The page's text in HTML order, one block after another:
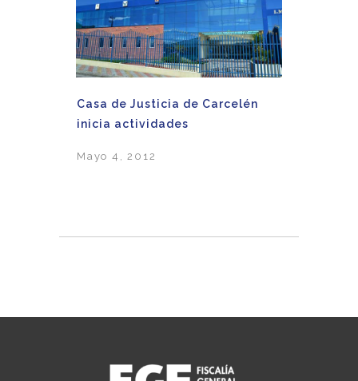
Casa de Justicia de Carcelén
inicia actividades
Mayo 4, 2012